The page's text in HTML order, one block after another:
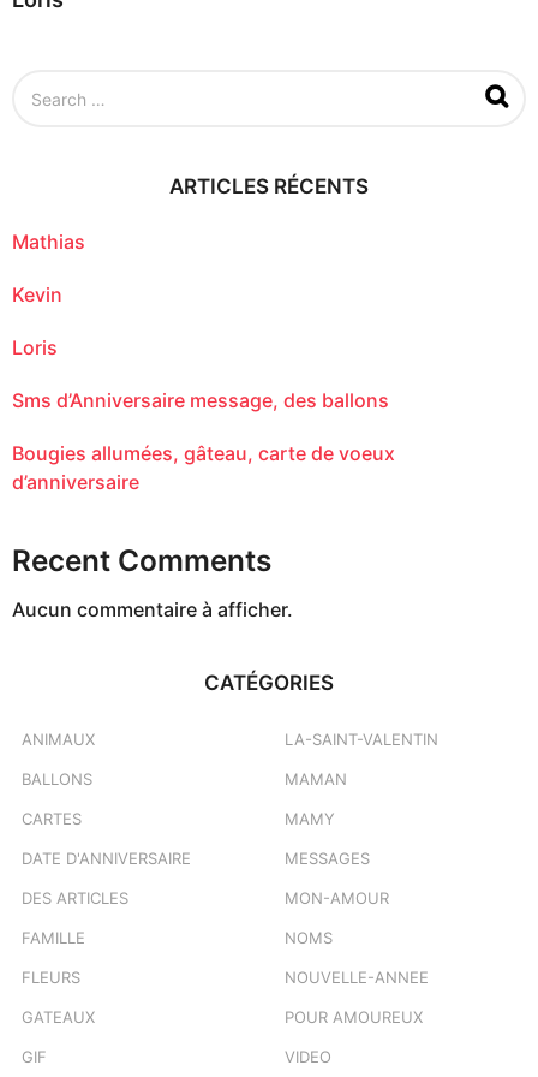
o
:
ARTICLES RÉCENTS
Mathias
Kevin
Loris
Sms d’Anniversaire message, des ballons
Bougies allumées, gâteau, carte de voeux
d’anniversaire
Recent Comments
Aucun commentaire à afficher.
CATÉGORIES
ANIMAUX
BALLONS
CARTES
DATE D'ANNIVERSAIRE
DES ARTICLES
FAMILLE
FLEURS
GATEAUX
GIF
LA-SAINT-VALENTIN
MAMAN
MAMY
MESSAGES
MON-AMOUR
NOMS
NOUVELLE-ANNEE
POUR AMOUREUX
VIDEO